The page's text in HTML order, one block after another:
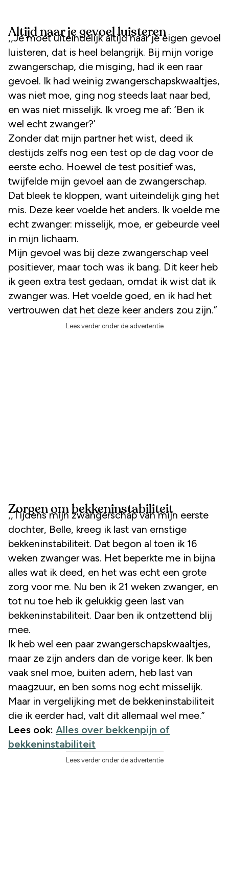
Altijd naar je gevoel luisteren
,,Je moet uiteindelijk altijd naar je eigen gevoel
luisteren, dat is heel belangrijk. Bij mijn vorige
zwangerschap, die misging, had ik een raar
gevoel. Ik had weinig zwangerschapskwaaltjes,
was niet moe, ging nog steeds laat naar bed,
en was niet misselijk. Ik vroeg me af: ‘Ben ik
wel echt zwanger?’
Zonder dat mijn partner het wist, deed ik
destijds zelfs nog een test op de dag voor de
eerste echo. Hoewel de test positief was,
twijfelde mijn gevoel aan de zwangerschap.
Dat bleek te kloppen, want uiteindelijk ging het
mis. Deze keer voelde het anders. Ik voelde me
echt zwanger: misselijk, moe, er gebeurde veel
in mijn lichaam.
Mijn gevoel was bij deze zwangerschap veel
positiever, maar toch was ik bang. Dit keer heb
ik geen extra test gedaan, omdat ik wist dat ik
zwanger was. Het voelde goed, en ik had het
vertrouwen dat het deze keer anders zou zijn.”
Lees verder onder de advertentie
Zorgen om bekkeninstabiliteit
,,Tijdens mijn zwangerschap van mijn eerste
dochter, Belle, kreeg ik last van ernstige
bekkeninstabiliteit. Dat begon al toen ik 16
weken zwanger was. Het beperkte me in bijna
alles wat ik deed, en het was echt een grote
zorg voor me. Nu ben ik 21 weken zwanger, en
tot nu toe heb ik gelukkig geen last van
bekkeninstabiliteit. Daar ben ik ontzettend blij
mee.
Ik heb wel een paar zwangerschapskwaaltjes,
maar ze zijn anders dan de vorige keer. Ik ben
vaak snel moe, buiten adem, heb last van
maagzuur, en ben soms nog echt misselijk.
Maar in vergelijking met de bekkeninstabiliteit
die ik eerder had, valt dit allemaal wel mee.”
Lees ook: Alles over bekkenpijn of
bekkeninstabiliteit
Lees verder onder de advertentie